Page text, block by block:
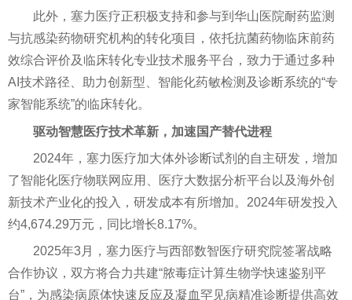
此外，塞力医疗正积极支持和参与到华山医院耐药监测
与抗感染药物研究机构的转化项目，依托抗菌药物临床前药
效综合评价及临床转化专业技术服务平台，致力于通过多种
AI技术路径、助力创新型、智能化药敏检测及诊断系统的“专
家智能系统”的临床转化。
驱动智慧医疗技术革新，加速国产替代进程
2024年，塞力医疗加大体外诊断试剂的自主研发，增加
了智能化医疗物联网应用、医疗大数据分析平台以及海外创
新技术产业化的投入，研发成本有所增加。2024年研发投入
约4,674.29万元，同比增长8.17%。
2025年3月，塞力医疗与西部数智医疗研究院签署战略
合作协议，双方将合力共建“脓毒症计算生物学快速鉴别平
台”，为感染病原体快速反应及凝血罕见病精准诊断提供高效